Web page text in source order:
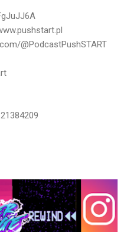
@PodcastPushSTART